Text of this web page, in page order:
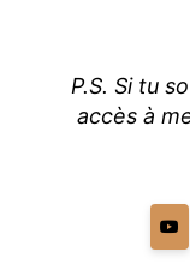
P.S. Si tu
accès à